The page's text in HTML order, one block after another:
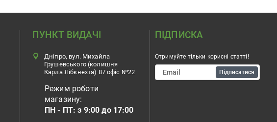
ПУНКТ ВИДАЧІ
Дніпро, вул. Михайла
Грушевського (колишня
Карла Лібкнехта) 87 офіс №22
Режим роботи
магазину:
ПН - ПТ: з 9:00 до 17:00
ПІДПИСКА
Отримуйте тільки корисні статті!
Підписатися